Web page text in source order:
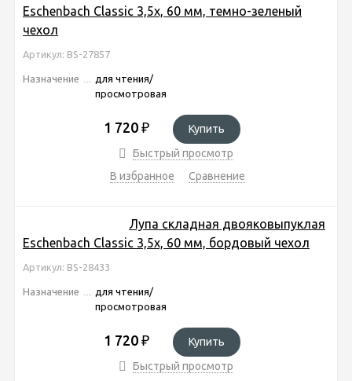
Eschenbach Classic 3,5x, 60 мм, темно-зеленый
чехол
Артикул: BS-27857
Назначение
для чтения/
просмотровая
1 720 ₽
Купить
Быстрый просмотр
В избранное
Сравнение
Лупа складная двояковыпуклая
Eschenbach Classic 3,5x, 60 мм, бордовый чехол
Артикул: BS-28433
Назначение
для чтения/
просмотровая
1 720 ₽
Купить
Быстрый просмотр